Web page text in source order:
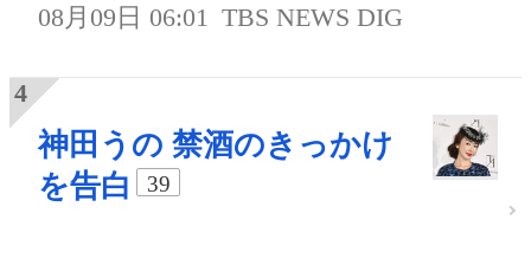
08月09日 06:01 TBS NEWS DIG
神田うの 禁酒のきっかけ
を告白
39